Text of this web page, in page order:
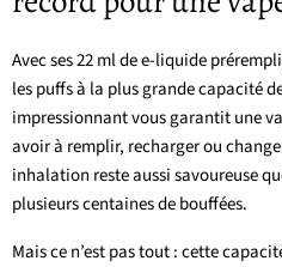
Avec ses 22 ml de e-liquide
les puffs à la plus grande capacité
impressionnant vous garantit une
avoir à remplir, recharger ou
inhalation reste aussi savoureuse
plusieurs centaines de bouffées.
Mais ce n’est pas tout : cette